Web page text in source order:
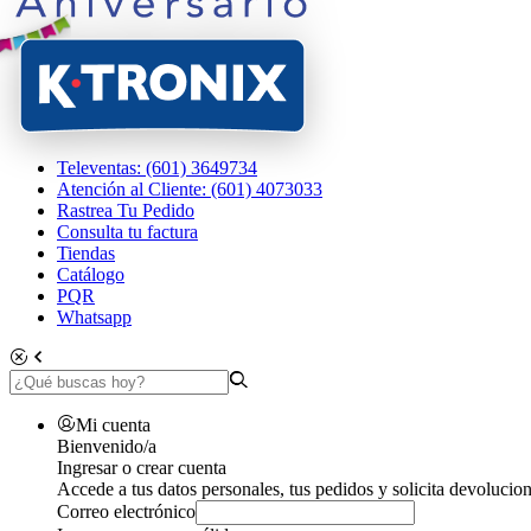
Televentas: (601) 3649734
Atención al Cliente: (601) 4073033
Rastrea Tu Pedido
Consulta tu factura
Tiendas
Catálogo
PQR
Whatsapp
Mi cuenta
Bienvenido/a
Ingresar o crear cuenta
Accede a tus datos personales, tus pedidos y solicita
Correo electrónico